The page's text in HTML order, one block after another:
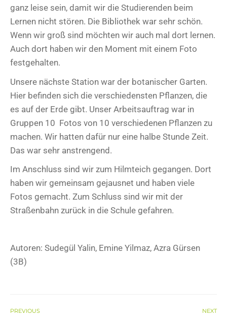
ganz leise sein, damit wir die Studierenden beim
Lernen nicht stören. Die Bibliothek war sehr schön.
Wenn wir groß sind möchten wir auch mal dort lernen.
Auch dort haben wir den Moment mit einem Foto
festgehalten.
Unsere nächste Station war der botanischer Garten.
Hier befinden sich die verschiedensten Pflanzen, die
es auf der Erde gibt. Unser Arbeitsauftrag war in
Gruppen 10 Fotos von 10 verschiedenen Pflanzen zu
machen. Wir hatten dafür nur eine halbe Stunde Zeit.
Das war sehr anstrengend.
Im Anschluss sind wir zum Hilmteich gegangen. Dort
haben wir gemeinsam gejausnet und haben viele
Fotos gemacht. Zum Schluss sind wir mit der
Straßenbahn zurück in die Schule gefahren.
Autoren: Sudegül Yalin, Emine Yilmaz, Azra Gürsen
(3B)
PREVIOUS NEXT